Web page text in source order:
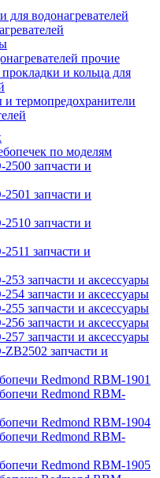
для водонагревателей
прочие
и кольца для
и термопредохранители
по моделям
2500 запчасти и
2501 запчасти и
2510 запчасти и
запчасти и
запчасти и аксессуары
запчасти и аксессуары
запчасти и аксессуары
запчасти и аксессуары
запчасти и аксессуары
ZB2502 запчасти и
Redmond RBM-1901
Redmond RBM-
Redmond RBM-1904
Redmond RBM-
Redmond RBM-1905